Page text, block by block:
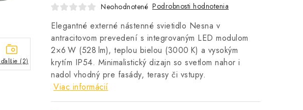
Neohodnotené Podrobnosti hodnotenia
Elegantné externé nástenné svietidlo Nesna v
antracitovom prevedení s integrovaným LED modulom
2×6 W (528 lm), teplou bielou (3000 K) a vysokým
krytím IP54. Minimalistický dizajn so svetlom nahor i
nadol vhodný pre fasády, terasy či vstupy.
Viac informácií
(2)